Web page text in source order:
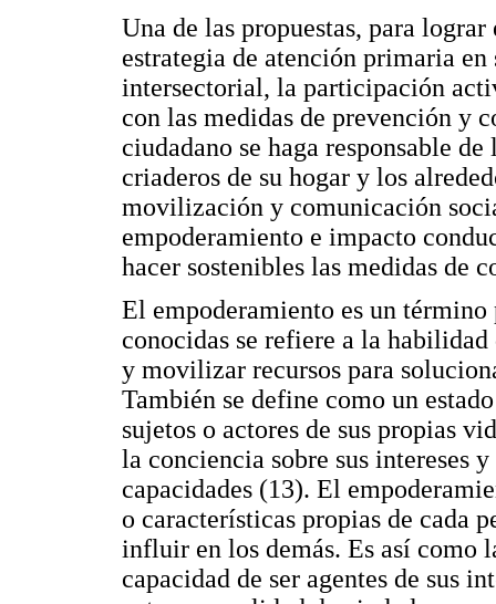
Una de las propuestas, para
estrategia de atención primaria
intersectorial, la participación
con las medidas de prevención y
ciudadano se haga responsable
criaderos de su hogar y los
movilización y comunicación
empoderamiento e impacto
hacer sostenibles las medidas de
El empoderamiento es un
conocidas se refiere a la
y movilizar recursos para
También se define como un
sujetos o actores de sus propias
la conciencia sobre sus intereses
capacidades (13). El
o características propias de cada
influir en los demás. Es así como
capacidad de ser agentes de sus